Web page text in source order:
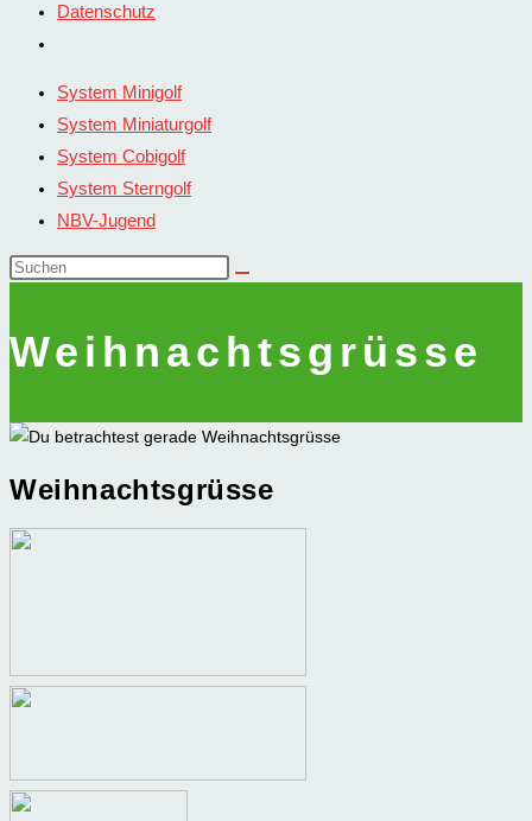
Datenschutz
umschalten
System Minigolf
System Miniaturgolf
System Cobigolf
System Sterngolf
NBV-Jugend
Weihnachtsgrüsse
Weihnachtsgrüsse